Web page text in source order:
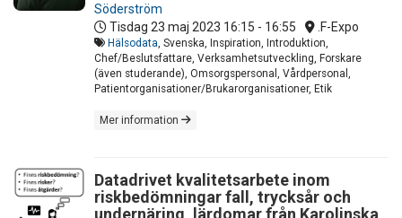
Söderström
Tisdag 23 maj 2023 16:15 - 16:55 .F-Expo
Hälsodata , Svenska, Inspiration, Introduktion,
Chef/Beslutsfattare, Verksamhetsutveckling, Forskare
(även studerande), Omsorgspersonal, Vårdpersonal,
Patientorganisationer/Brukarorganisationer, Etik
Mer information
Datadrivet kvalitetsarbete inom
riskbedömningar fall, trycksår och
undernäring, lärdomar från Karolinska